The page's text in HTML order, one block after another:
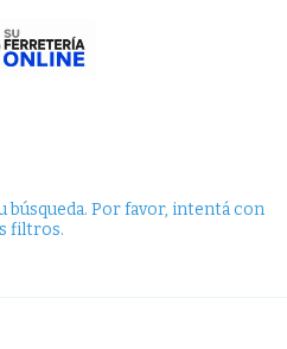
Por favor, intentá con
filtros.